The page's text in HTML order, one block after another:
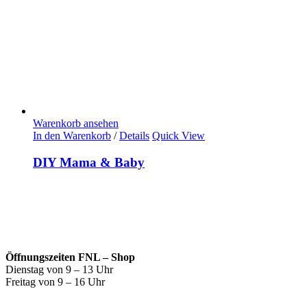
Warenkorb ansehen
In den Warenkorb / Details Quick View
DIY Mama & Baby
Öffnungszeiten FNL – Shop
Dienstag von 9 – 13 Uhr
Freitag von 9 – 16 Uhr